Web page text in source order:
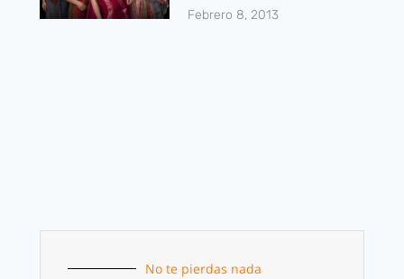
Febrero 8, 2013
No te pierdas nada